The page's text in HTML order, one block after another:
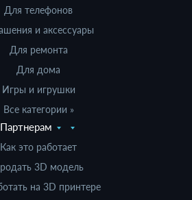
Для телефонов
и аксессуары
Для ремонта
Для дома
Игры и игрушки
Все категории »
Партнерам
Как это работает
3D модель
на 3D принтере